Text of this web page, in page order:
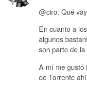
@ciro: Qué
En cuanto a
algunos
son parte de
A mí me gustó
de Torrente